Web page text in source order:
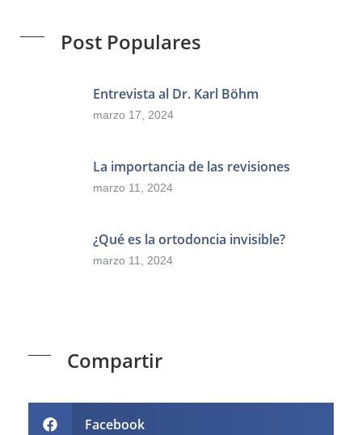
Post Populares
Entrevista al Dr. Karl Böhm
marzo 17, 2024
La importancia de las revisiones
marzo 11, 2024
¿Qué es la ortodoncia invisible?
marzo 11, 2024
Compartir
Facebook